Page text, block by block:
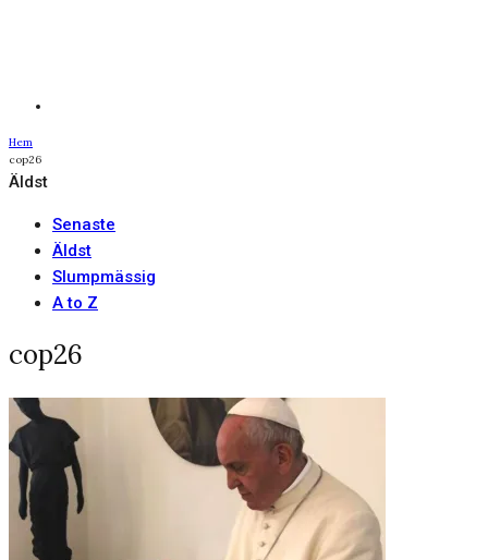
Hem
cop26
Äldst
Senaste
Äldst
Slumpmässig
A to Z
cop26